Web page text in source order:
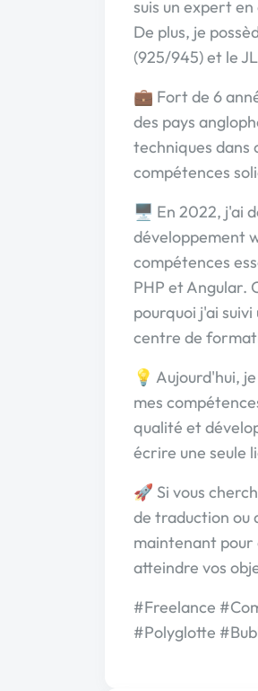
suis un expert
De plus, je
(925/945) et le
💼 Fort de 6
des pays
techniques dans
compétences
🖥️ En 2022, j'ai
développement
compétences
PHP et Angular.
pourquoi j'ai
centre de
💡 Aujourd'hui,
mes
qualité et
écrire une seule
🚀 Si vous
de traduction ou
maintenant pour
atteindre vos
#Freelance
#Polyglotte